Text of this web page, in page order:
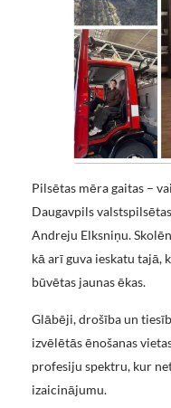
Pilsētas mēra gaitas –
Daugavpils
Andreju Elksniņu.
kā arī guva ieskatu tajā,
būvētas jaunas ēkas.
Glābēji, drošība un
izvēlētās ēnošanas
profesiju spektru, kur
izaicinājumu.